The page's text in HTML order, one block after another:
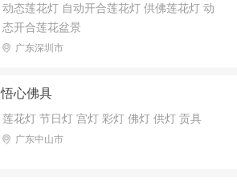
动态莲花灯 自动开合莲花灯 供佛莲花灯 动
态开合莲花盆景
广东深圳市
悟心佛具
莲花灯 节日灯 宫灯 彩灯 佛灯 供灯 贡具
广东中山市